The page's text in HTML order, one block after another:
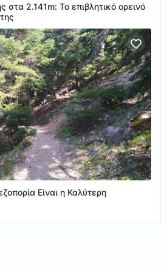
στα 2.141m: Το επιβλητικό ορεινό
Είναι η Καλύτερη